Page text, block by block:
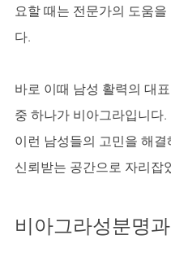
요할 때는 전문가의 도움을
다.
바로 이때 남성 활력의 대
중 하나가 비아그라입니다.
이런 남성들의 고민을 해결
신뢰받는 공간으로 자리잡
비아그라성분명